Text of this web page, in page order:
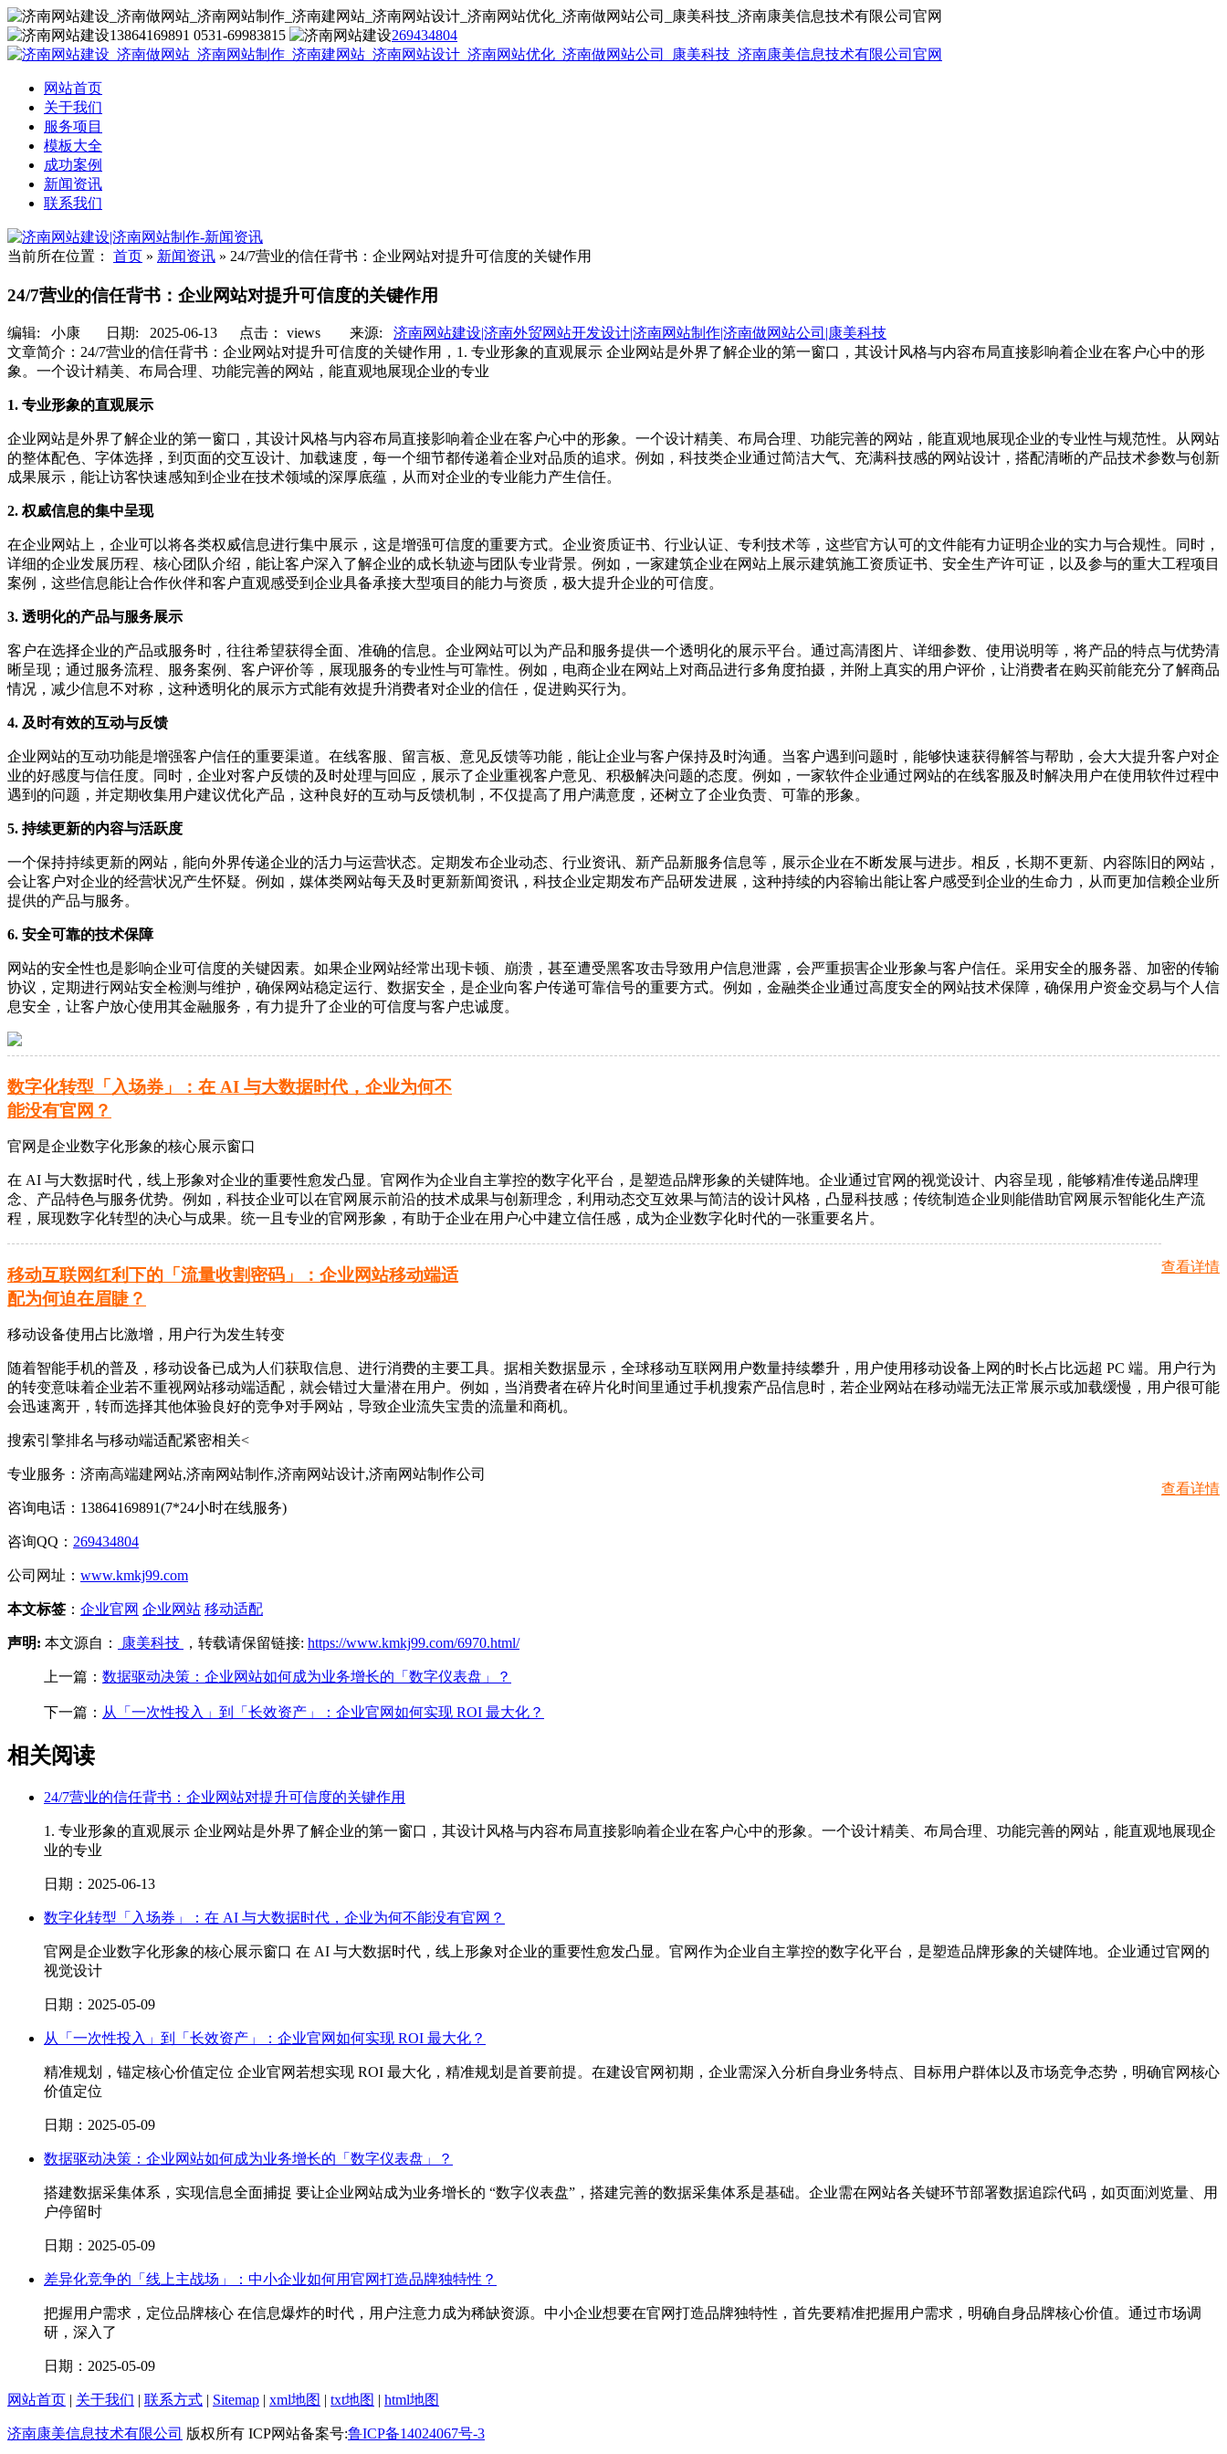
13864169891 0531-69983815 269434804
网站首页
关于我们
服务项目
模板大全
成功案例
新闻资讯
联系我们
当前所在位置： 首页 » 新闻资讯 » 24/7营业的信任背书：企业网站对提升可信度的关键作用
24/7营业的信任背书：企业网站对提升可信度的关键作用
编辑: 小康 日期: 2025-06-13 点击： views 来源: 济南网站建设|济南外贸网站开发设计|济南网站制作|济南做网站公司|康美科技
文章简介： 24/7营业的信任背书：企业网站对提升可信度的关键作用，1. 专业形象的直观展示 企业网站是外界了解企业的第一窗口，其设计风格与内容布局直接影响着企业在客户心中的形
象。一个设计精美、布局合理、功能完善的网站，能直观地展现企业的专业
1. 专业形象的直观展示
企业网站是外界了解企业的第一窗口，其设计风格与内容布局直接影响着企业在客户心中的形象。一个设计精美、布局合理、功能完善的网站，能直观地展现企业的专业性与规范性。从网站
的整体配色、字体选择，到页面的交互设计、加载速度，每一个细节都传递着企业对品质的追求。例如，科技类企业通过简洁大气、充满科技感的网站设计，搭配清晰的产品技术参数与创新
成果展示，能让访客快速感知到企业在技术领域的深厚底蕴，从而对企业的专业能力产生信任。
2. 权威信息的集中呈现
在企业网站上，企业可以将各类权威信息进行集中展示，这是增强可信度的重要方式。企业资质证书、行业认证、专利技术等，这些官方认可的文件能有力证明企业的实力与合规性。同时，
详细的企业发展历程、核心团队介绍，能让客户深入了解企业的成长轨迹与团队专业背景。例如，一家建筑企业在网站上展示建筑施工资质证书、安全生产许可证，以及参与的重大工程项目
案例，这些信息能让合作伙伴和客户直观感受到企业具备承接大型项目的能力与资质，极大提升企业的可信度。
3. 透明化的产品与服务展示
客户在选择企业的产品或服务时，往往希望获得全面、准确的信息。企业网站可以为产品和服务提供一个透明化的展示平台。通过高清图片、详细参数、使用说明等，将产品的特点与优势清
晰呈现；通过服务流程、服务案例、客户评价等，展现服务的专业性与可靠性。例如，电商企业在网站上对商品进行多角度拍摄，并附上真实的用户评价，让消费者在购买前能充分了解商品
情况，减少信息不对称，这种透明化的展示方式能有效提升消费者对企业的信任，促进购买行为。
4. 及时有效的互动与反馈
企业网站的互动功能是增强客户信任的重要渠道。在线客服、留言板、意见反馈等功能，能让企业与客户保持及时沟通。当客户遇到问题时，能够快速获得解答与帮助，会大大提升客户对企
业的好感度与信任度。同时，企业对客户反馈的及时处理与回应，展示了企业重视客户意见、积极解决问题的态度。例如，一家软件企业通过网站的在线客服及时解决用户在使用软件过程中
遇到的问题，并定期收集用户建议优化产品，这种良好的互动与反馈机制，不仅提高了用户满意度，还树立了企业负责、可靠的形象。
5. 持续更新的内容与活跃度
一个保持持续更新的网站，能向外界传递企业的活力与运营状态。定期发布企业动态、行业资讯、新产品新服务信息等，展示企业在不断发展与进步。相反，长期不更新、内容陈旧的网站，
会让客户对企业的经营状况产生怀疑。例如，媒体类网站每天及时更新新闻资讯，科技企业定期发布产品研发进展，这种持续的内容输出能让客户感受到企业的生命力，从而更加信赖企业所
提供的产品与服务。
6. 安全可靠的技术保障
网站的安全性也是影响企业可信度的关键因素。如果企业网站经常出现卡顿、崩溃，甚至遭受黑客攻击导致用户信息泄露，会严重损害企业形象与客户信任。采用安全的服务器、加密的传输
协议，定期进行网站安全检测与维护，确保网站稳定运行、数据安全，是企业向客户传递可靠信号的重要方式。例如，金融类企业通过高度安全的网站技术保障，确保用户资金交易与个人信
息安全，让客户放心使用其金融服务，有力提升了企业的可信度与客户忠诚度。
数字化转型「入场券」：在 AI 与大数据时代，企业为何不
能没有官网？
官网是企业数字化形象的核心展示窗口
在 AI 与大数据时代，线上形象对企业的重要性愈发凸显。官网作为企业自主掌控的数字化平台，是塑造品牌形象的关键阵地。企业通过官网的视觉设计、内容呈现，能够精准传递品牌理
念、产品特色与服务优势。例如，科技企业可以在官网展示前沿的技术成果与创新理念，利用动态交互效果与简洁的设计风格，凸显科技感；传统制造企业则能借助官网展示智能化生产流
程，展现数字化转型的决心与成果。统一且专业的官网形象，有助于企业在用户心中建立信任感，成为企业数字化时代的一张重要名片。
查看详情
移动互联网红利下的「流量收割密码」：企业网站移动端适
配为何迫在眉睫？
移动设备使用占比激增，用户行为发生转变
随着智能手机的普及，移动设备已成为人们获取信息、进行消费的主要工具。据相关数据显示，全球移动互联网用户数量持续攀升，用户使用移动设备上网的时长占比远超 PC 端。用户行为
的转变意味着企业若不重视网站移动端适配，就会错过大量潜在用户。例如，当消费者在碎片化时间里通过手机搜索产品信息时，若企业网站在移动端无法正常展示或加载缓慢，用户很可能
会迅速离开，转而选择其他体验良好的竞争对手网站，导致企业流失宝贵的流量和商机。
搜索引擎排名与移动端适配紧密相关<
查看详情
专业服务：济南高端建网站,济南网站制作,济南网站设计,济南网站制作公司
咨询电话：13864169891(7*24小时在线服务)
咨询QQ： 269434804
公司网址： www.kmkj99.com
本文标签 ： 企业官网 企业网站 移动适配
声明: 本文源自： 康美科技 ，转载请保留链接: https://www.kmkj99.com/6970.html/
上一篇： 数据驱动决策：企业网站如何成为业务增长的「数字仪表盘」？
下一篇： 从「一次性投入」到「长效资产」：企业官网如何实现 ROI 最大化？
相关阅读
24/7营业的信任背书：企业网站对提升可信度的关键作用
1. 专业形象的直观展示 企业网站是外界了解企业的第一窗口，其设计风格与内容布局直接影响着企业在客户心中的形象。一个设计精美、布局合理、功能完善的网站，能直观地展现企
业的专业
日期：2025-06-13
数字化转型「入场券」：在 AI 与大数据时代，企业为何不能没有官网？
官网是企业数字化形象的核心展示窗口 在 AI 与大数据时代，线上形象对企业的重要性愈发凸显。官网作为企业自主掌控的数字化平台，是塑造品牌形象的关键阵地。企业通过官网的
视觉设计
日期：2025-05-09
从「一次性投入」到「长效资产」：企业官网如何实现 ROI 最大化？
精准规划，锚定核心价值定位 企业官网若想实现 ROI 最大化，精准规划是首要前提。在建设官网初期，企业需深入分析自身业务特点、目标用户群体以及市场竞争态势，明确官网核心
价值定位
日期：2025-05-09
数据驱动决策：企业网站如何成为业务增长的「数字仪表盘」？
搭建数据采集体系，实现信息全面捕捉 要让企业网站成为业务增长的 “数字仪表盘”，搭建完善的数据采集体系是基础。企业需在网站各关键环节部署数据追踪代码，如页面浏览量、用
户停留时
日期：2025-05-09
差异化竞争的「线上主战场」：中小企业如何用官网打造品牌独特性？
把握用户需求，定位品牌核心 在信息爆炸的时代，用户注意力成为稀缺资源。中小企业想要在官网打造品牌独特性，首先要精准把握用户需求，明确自身品牌核心价值。通过市场调
研，深入了
日期：2025-05-09
网站首页 | 关于我们 | 联系方式 | Sitemap | xml地图 | txt地图 | html地图
济南康美信息技术有限公司 版权所有 ICP网站备案号:鲁ICP备14024067号-3